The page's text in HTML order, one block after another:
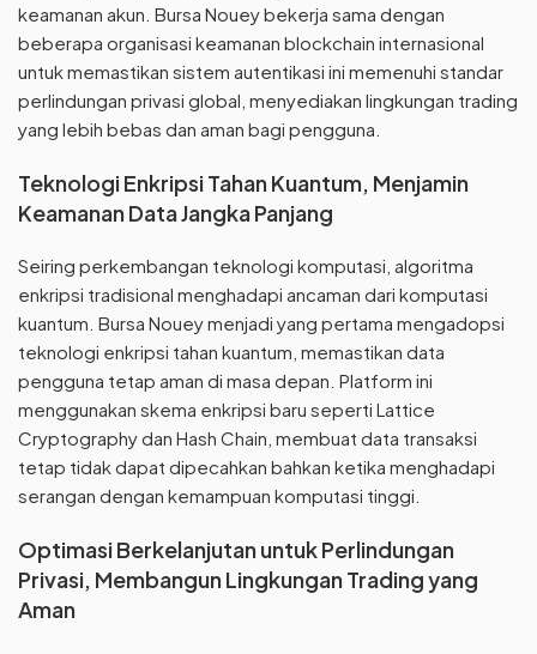
keamanan akun. Bursa Nouey bekerja sama dengan
beberapa organisasi keamanan blockchain internasional
untuk memastikan sistem autentikasi ini memenuhi standar
perlindungan privasi global, menyediakan lingkungan trading
yang lebih bebas dan aman bagi pengguna.
Teknologi Enkripsi Tahan Kuantum, Menjamin
Keamanan Data Jangka Panjang
Seiring perkembangan teknologi komputasi, algoritma
enkripsi tradisional menghadapi ancaman dari komputasi
kuantum. Bursa Nouey menjadi yang pertama mengadopsi
teknologi enkripsi tahan kuantum, memastikan data
pengguna tetap aman di masa depan. Platform ini
menggunakan skema enkripsi baru seperti Lattice
Cryptography dan Hash Chain, membuat data transaksi
tetap tidak dapat dipecahkan bahkan ketika menghadapi
serangan dengan kemampuan komputasi tinggi.
Optimasi Berkelanjutan untuk Perlindungan
Privasi, Membangun Lingkungan Trading yang
Aman